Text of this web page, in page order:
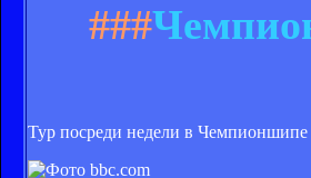
###
Тур посреди недели в